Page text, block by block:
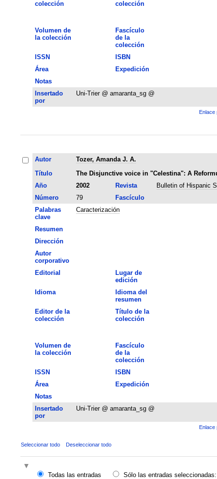
colección
colección
Volumen de
la colección
Fascículo
de la
colección
ISSN
ISBN
Área
Expedición
Notas
Insertado
por
Uni-Trier @ amaranta_sg @
Enlace
Autor
Tozer, Amanda J. A.
Título
The Disjunctive voice in "Celestina": A
Año
2002 Revista
Bulletin of Hispanic
Número
79
Fascículo
Palabras
clave
Caracterización
Resumen
Dirección
Autor
corporativo
Editorial
Lugar de
edición
Idioma
Idioma del
resumen
Editor de la
colección
Título de la
colección
Volumen de
la colección
Fascículo
de la
colección
ISSN
ISBN
Área
Expedición
Notas
Insertado
por
Uni-Trier @ amaranta_sg @
Enlace
Seleccionar todo Deseleccionar todo
Todas las entradas Sólo las entradas seleccionadas: